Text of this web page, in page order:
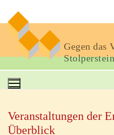
Gegen das
Veranstaltungen der
Überblick